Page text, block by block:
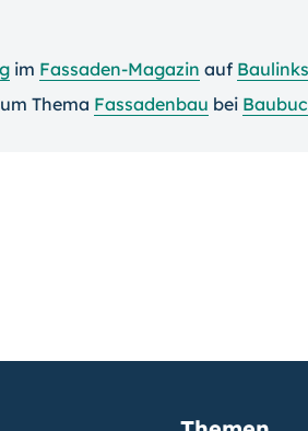
im Fassaden-Magazin auf Baulinks
Thema Fassadenbau bei